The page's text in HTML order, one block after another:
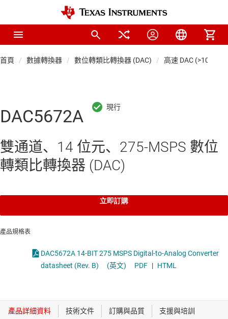
首頁 數據轉換器 數位轉類比轉換器 (DAC) 高速 DAC (>10
DAC5672A
雙通道、14 位元、275-MSPS 數位
轉類比轉換器 (DAC)
立即訂購
產品規格表
DAC5672A 14-BIT 275 MSPS Digital-to-Analog Converter
datasheet (Rev. B)
(英文) PDF | HTML